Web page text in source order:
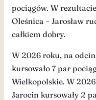
pociągów. W
Oleśnica – Jarosław
całkiem dobry.
W 2026 roku, na
kursowało 7 par
Wielkopolskie. W
Jarocin kursowały 2